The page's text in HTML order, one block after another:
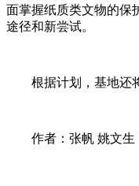
面掌握纸质类文物的保
途径和新尝试。
根据计划，基地还将
作者：张帆 姚文生